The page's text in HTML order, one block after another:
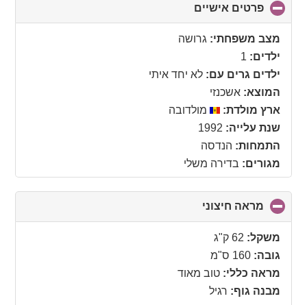
פרטים אישיים
to
collapse
מצב משפחתי: גרושה
ילדים: 1
ילדים גרים עם: לא יחד איתי
המוצא: אשכנזי
ארץ מולדת:
מולדובה
שנת עלייה: 1992
התמחות: הנדסה
מגורים: בדירה משלי
מראה חיצוני
to
משקל: 62 ק"ג
גובה: 160 ס"מ
מראה כללי: טוב מאוד
מבנה גוף: רגיל